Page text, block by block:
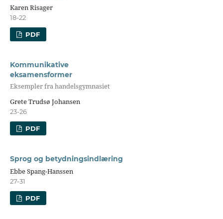
Karen Risager
18-22
PDF
Kommunikative
eksamensformer
Eksempler fra handelsgymnasiet
Grete Trudsø Johansen
23-26
PDF
Sprog og betydningsindlæring
Ebbe Spang-Hanssen
27-31
PDF